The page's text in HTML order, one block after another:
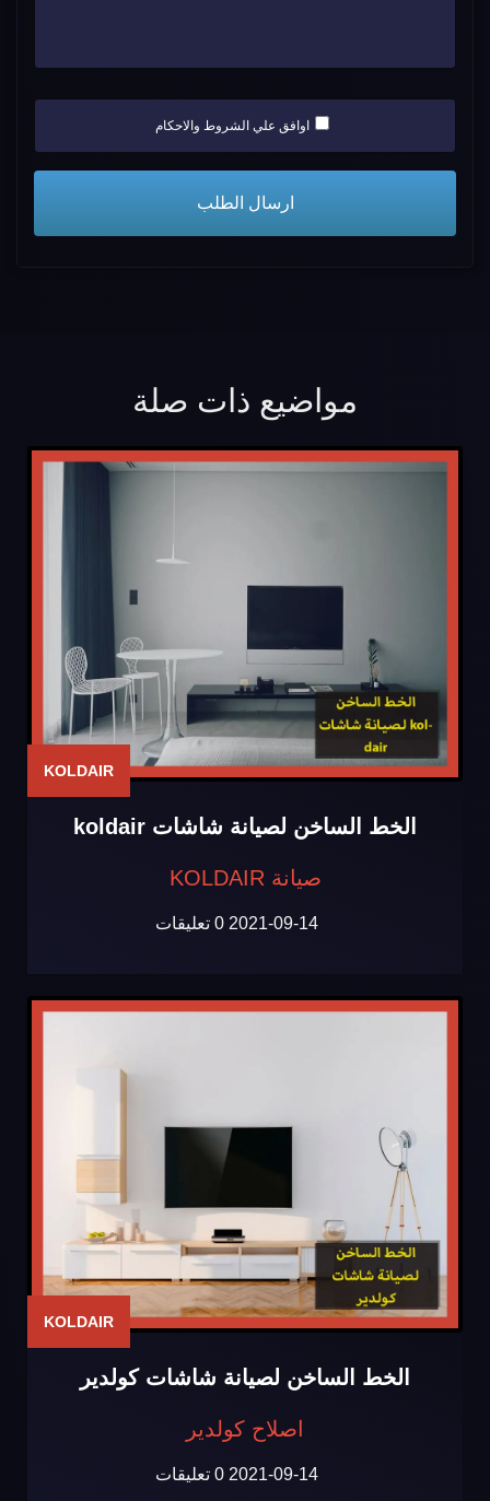
اوافق علي الشروط والاحكام
مواضيع ذات صلة
KOLDAIR
الخط الساخن لصيانة شاشات koldair
صيانة KOLDAIR
2021-09-14 0 تعليقات
KOLDAIR
الخط الساخن لصيانة شاشات كولدير
اصلاح كولدير
2021-09-14 0 تعليقات